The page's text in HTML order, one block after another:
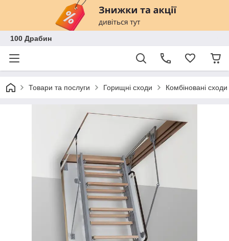
100 Драбин
Товари та послуги Горищні сходи Комбіновані сходи